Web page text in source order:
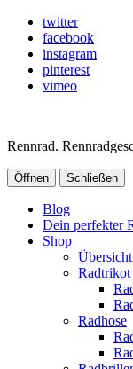
twitter
facebook
instagram
pinterest
vimeo
Rennrad.
Öffnen Schließen
Blog
Dein perfekter
Shop
Übersicht
Radtrikot
Radhose